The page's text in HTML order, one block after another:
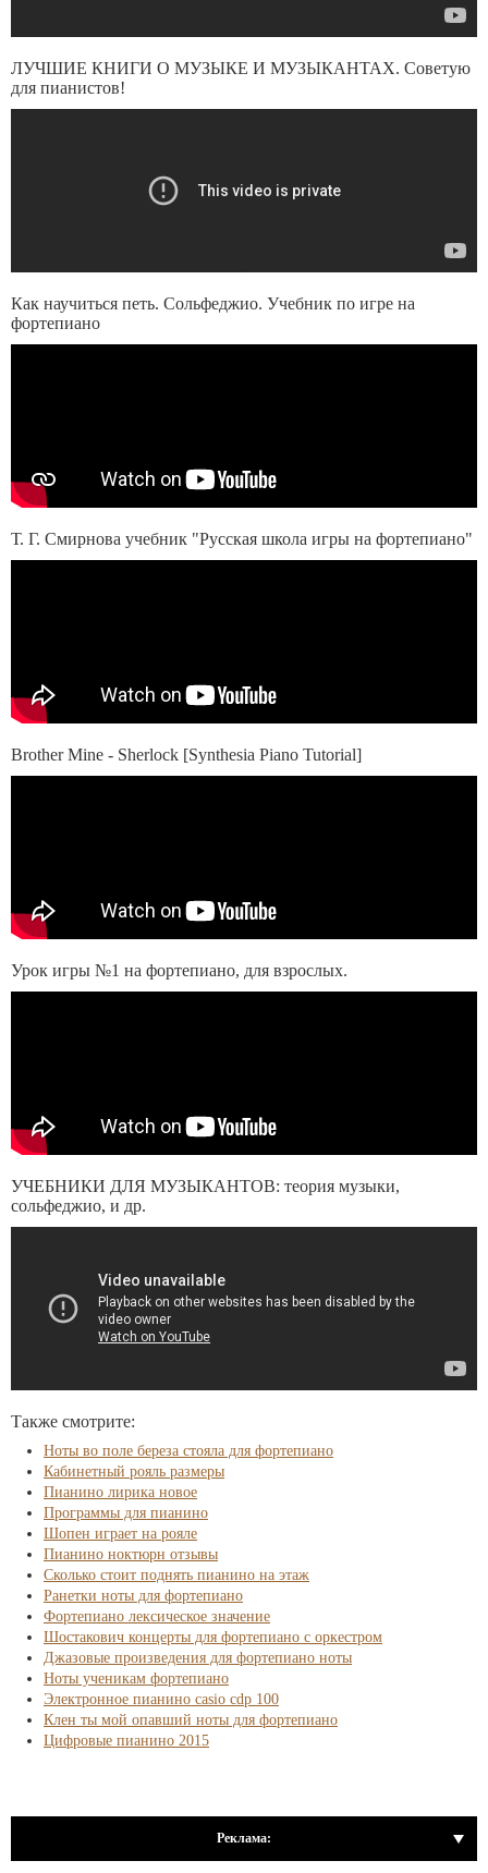
ЛУЧШИЕ КНИГИ О МУЗЫКЕ И МУЗЫКАНТАХ. Советую
для пианистов!
Как научиться петь. Сольфеджио. Учeбник по игре на
фортепиано
Т. Г. Смирнова учебник "Русская школа игры на фортепиано"
Brother Mine - Sherlock [Synthesia Piano Tutorial]
Урок игры №1 на фортепиано, для взрослых.
УЧЕБНИКИ ДЛЯ МУЗЫКАНТОВ: теория музыки,
сольфеджио, и др.
Также смотрите:
Ноты во поле береза стояла для фортепиано
Кабинетный рояль размеры
Пианино лирика новое
Программы для пианино
Шопен играет на рояле
Пианино ноктюрн отзывы
Сколько стоит поднять пианино на этаж
Ранетки ноты для фортепиано
Фортепиано лексическое значение
Шостакович концерты для фортепиано с оркестром
Джазовые произведения для фортепиано ноты
Ноты ученикам фортепиано
Электронное пианино casio cdp 100
Клен ты мой опавший ноты для фортепиано
Цифровые пианино 2015
Реклама: